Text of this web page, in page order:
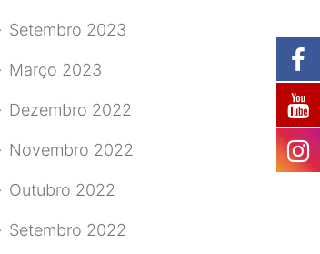
Setembro 2023
Março 2023
Dezembro 2022
Novembro 2022
Outubro 2022
Setembro 2022